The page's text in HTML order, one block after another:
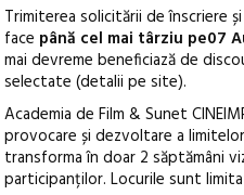
Trimiterea solicitării de înscriere
face până cel mai târziu pe07
mai devreme beneficiază de
selectate (detalii pe site).
Academia de Film & Sunet
provocare și dezvoltare a
transforma în doar 2 săptămâni
participanților. Locurile sunt